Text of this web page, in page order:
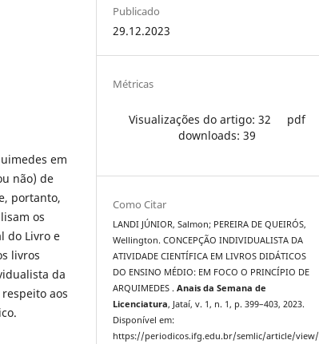
em
não) de
portanto,
os
do Livro e
livros
da
aos
Publicado
29.12.2023
Métricas
Visualizações do artigo: 32
pdf
downloads: 39
Como Citar
LANDI JÚNIOR, Salmon; PEREIRA DE QUEIRÓS,
Wellington. CONCEPÇÃO INDIVIDUALISTA DA
ATIVIDADE CIENTÍFICA EM LIVROS DIDÁTICOS
DO ENSINO MÉDIO: EM FOCO O PRINCÍPIO DE
ARQUIMEDES .Anais da Semana de
Licenciatura, Jataí, v. 1, n. 1, p. 399–403, 2023.
Disponível em:
https://periodicos.ifg.edu.br/semlic/article/view/